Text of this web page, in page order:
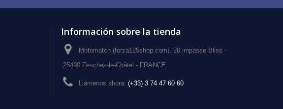
Información sobre la tienda
Motomatch (forza125shop.com), 20 impasse Bliss -
25490 Fesches-le-Châtel - FRANCE
Llámenos ahora: (+33) 3 74 47 60 60